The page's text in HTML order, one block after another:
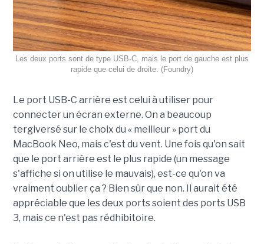
Les deux ports sont de type USB-C, mais le port de gauche est plus
rapide que celui de droite. (Foundry)
Le port USB-C arrière est celui à utiliser pour
connecter un écran externe. On a beaucoup
tergiversé sur le choix du « meilleur » port du
MacBook Neo, mais c'est du vent. Une fois qu'on sait
que le port arrière est le plus rapide (un message
s'affiche si on utilise le mauvais), est-ce qu'on va
vraiment oublier ça ? Bien sûr que non. Il aurait été
appréciable que les deux ports soient des ports USB
3, mais ce n'est pas rédhibitoire.